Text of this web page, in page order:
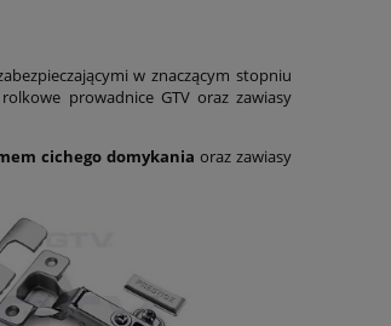
w znaczącym stopniu
prowadnice GTV oraz zawiasy
cichego domykania oraz zawiasy